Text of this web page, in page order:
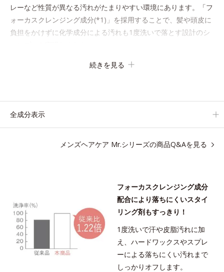
レーなど性質が異なる汚れがたまりやすい環境にあります。「フ
ォーカスクレンジング成分(*1)」を採用することで、髪や頭皮に
負担をかけずに化学成分による汚れも1度洗いで落とす設計のシ
ことで、頭皮の油分と水分のバランスを整え、髪と頭皮をすこや
り夜にしっかり整えた髪の形状をキープしやすい状態に整え、ス
深呼吸したくなる爽やかでやさしいグリーン＆ハーブの香りで、
*1 ラウリルグルコシド、ラウリン酸ポリグリセリル-10＝皮
脂、スタイリング剤など複合的な汚れを落とす成分
*2 グリチルリチン酸２K、アルテロモナス発酵エキス（微生物
由来）、イワベンケイ根エキス（植物由来）＝頭皮にうるおいを
与える保湿成分
*3 PPG-3カプリリルエーテル＝毛髪の水分・油分を保ち、髪を
まとまりやすく整える成分
続きを見る
全成分表示
メンズヘアケア Mr.シリーズの商品Q&Aを見る
フォーカスクレンジング成分
配合により落ちにくいスタイ
リング剤もすっきり！
1度洗いで汗や皮脂汚れに加
え、ハードワックスやスプレ
ーによる落ちにくい汚れまで
しっかりオフします。